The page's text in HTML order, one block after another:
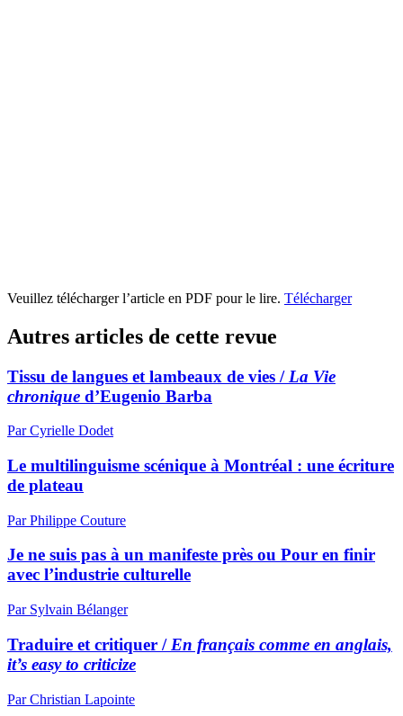
Veuillez télécharger l’article en PDF pour le lire. Télécharger
Autres articles de cette revue
Tissu de langues et lambeaux de vies / La Vie
chronique d’Eugenio Barba
Par Cyrielle Dodet
Le multilinguisme scénique à Montréal : une écriture
de plateau
Par Philippe Couture
Je ne suis pas à un manifeste près ou Pour en finir
avec l’industrie culturelle
Par Sylvain Bélanger
Traduire et critiquer / En français comme en anglais,
it’s easy to criticize
Par Christian Lapointe